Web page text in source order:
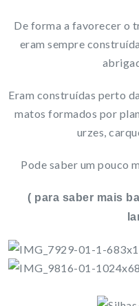
De forma a favorecer o
eram sempre
Eram construídas perto
matos formados por
urzes,
Pode saber um pouco
( para saber mais